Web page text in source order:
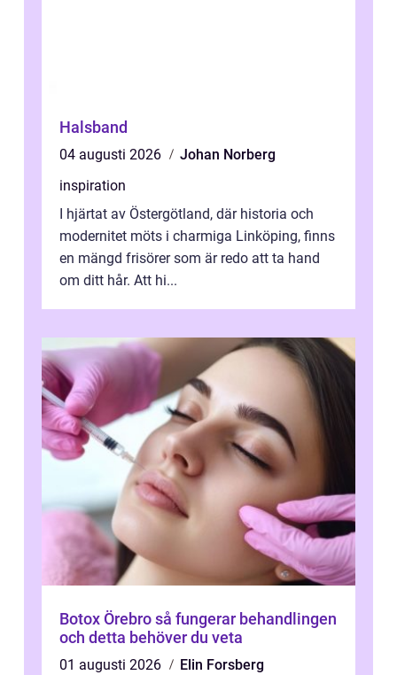
Halsband
04 augusti 2026
Johan Norberg
inspiration
I hjärtat av Östergötland, där historia och
modernitet möts i charmiga Linköping, finns
en mängd frisörer som är redo att ta hand
om ditt hår. Att hi...
Botox Örebro så fungerar behandlingen
och detta behöver du veta
01 augusti 2026
Elin Forsberg